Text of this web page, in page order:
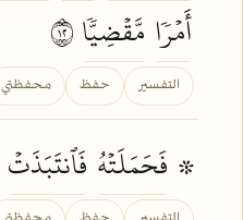
أَمۡرٗا مَّقۡضِيّٗا
التفسير حفظ محفظتي
۞ فَحَمَلَتۡهُ فَٱنتَبَذَتۡ